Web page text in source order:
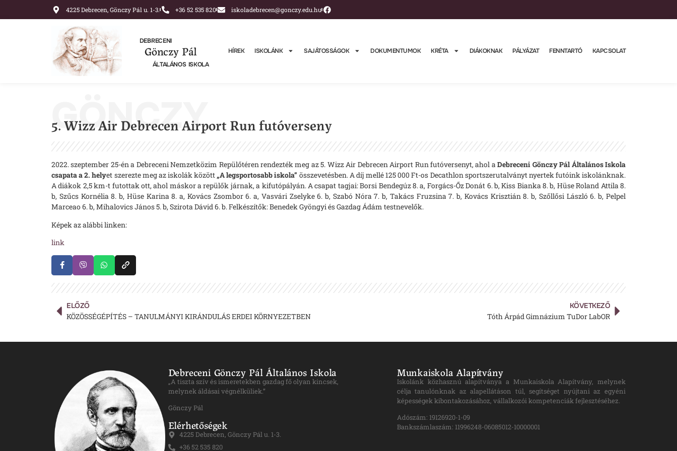
4225 Debrecen, Gönczy Pál u. 1-3. +36 52 535 820 iskoladebrecen@gonczy.edu.hu
DEBRECENI
Gönczy Pál
ÁLTALÁNOS ISKOLA
HÍREK ISKOLÁNK SAJÁTOSSÁGOK DOKUMENTUMOK KRÉTA DIÁKOKNAK PÁLYÁZAT FENNTARTÓ KAPCSOLAT
GÖNCZY
5. Wizz Air Debrecen Airport Run futóverseny
2022. szeptember 25-én a Debreceni Nemzetközim Repülőtéren rendezték meg az 5. Wizz Air Debrecen Airport Run futóversenyt, ahol aDebreceni Gönczy Pál Általános Iskola
csapata a2. helyet szerezte meg az iskolák között „A legsportosabb iskola” összevetésben. A díj mellé 125 000 Ft-os Decathlon sportszerutalványt nyertek futóink iskolánknak.
A diákok 2,5 km-t futottak ott, ahol máskor a repülők járnak, a kifutópályán. A csapat tagjai: Borsi Bendegúz 8. a, Forgács-Őz Donát 6. b, Kiss Bianka 8. b, Hüse Roland Attila 8.
b, Szűcs Kornélia 8. b, Hüse Karina 8. a, Kovács Zsombor 6. a, Vasvári Zselyke 6. b, Szabó Nóra 7. b, Takács Fruzsina 7. b, Kovács Krisztián 8. b, Szőllősi László 6. b, Pelpel
Marceao 6. b, Mihalovics János 5. b, Szirota Dávid 6. b. Felkészítők: Benedek Gyöngyi és Gazdag Ádám testnevelők.
Képek az alábbi linken:
link
ELŐZŐ
KÖZÖSSÉGÉPÍTÉS – TANULMÁNYI KIRÁNDULÁS ERDEI KÖRNYEZETBEN
KÖVETKEZŐ
Tóth Árpád Gimnázium TuDor LabOR
Debreceni Gönczy Pál Általános Iskola
„A tiszta szív és ismeretekben gazdag fő olyan kincsek,
melynek áldásai végnélküliek.”
Gönczy Pál
Elérhetőségek
4225 Debrecen, Gönczy Pál u. 1-3.
+36 52 535 820
Munkaiskola Alapítvány
Iskolánk közhasznú alapítványa a Munkaiskola Alapítvány, melynek
célja tanulónknak az alapellátáson túl, segítséget nyújtani az egyéni
képességek kibontakozásához, vállalkozói kompetenciák fejlesztéséhez.
Adószám: 19126920-1-09
Bankszámlaszám: 11996248-06085012-10000001